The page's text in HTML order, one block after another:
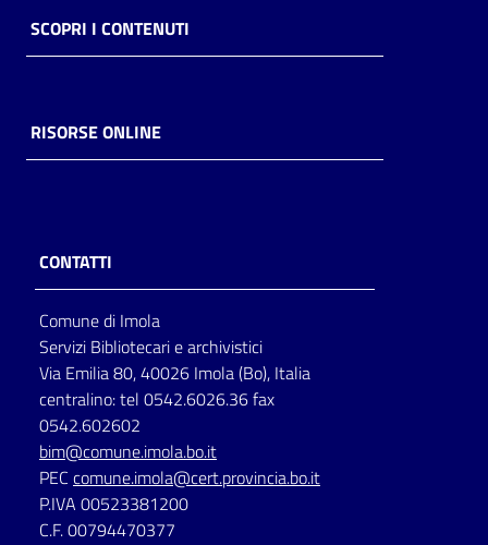
SCOPRI I CONTENUTI
RISORSE ONLINE
CONTATTI
Comune di Imola
Servizi Bibliotecari e archivistici
Via Emilia 80, 40026 Imola (Bo), Italia
centralino: tel 0542.6026.36 fax
0542.602602
bim@comune.imola.bo.it
PEC comune.imola@cert.provincia.bo.it
P.IVA 00523381200
C.F. 00794470377